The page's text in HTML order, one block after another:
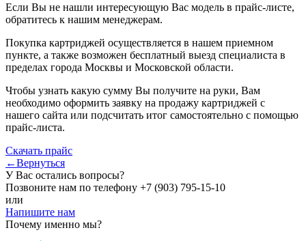
Если Вы не нашли интересующую Вас модель в прайс-листе,
обратитесь к нашим менеджерам.
Покупка картриджей осуществляется в нашем приемном
пункте, а также возможен бесплатный выезд специалиста в
пределах города Москвы и Московской области.
Чтобы узнать какую сумму Вы получите на руки, Вам
необходимо оформить заявку на продажу картриджей с
нашего сайта или подсчитать итог самостоятельно с помощью
прайс-листа.
Скачать прайс
←Вернуться
У Вас остались вопросы?
Позвоните нам по телефону +7 (903) 795-15-10
или
Напишите нам
Почему именно мы?